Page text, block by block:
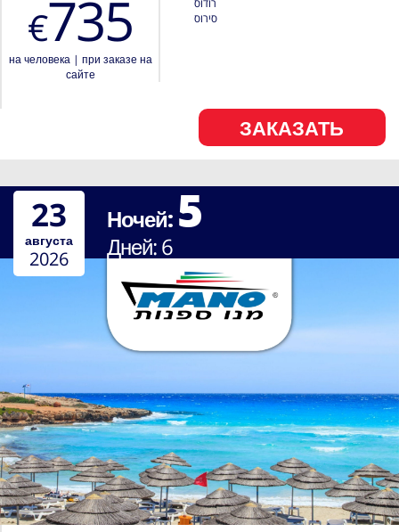
רודוס
סירוס
€735
на человека| при заказе на
сайте
ЗАКАЗАТЬ
Ночей: 5
Дней:6
23
августа
2026